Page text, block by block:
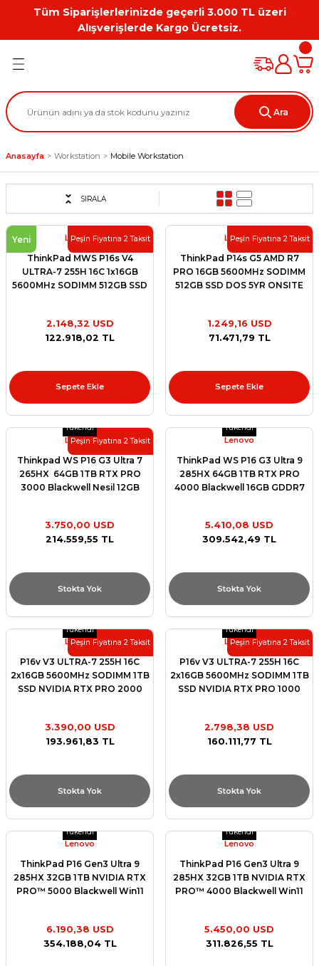
Tüm Siparişlerlerinizde geçerli 3.000 TL üzeri
Alışverişlerde Kargo Ücretsiz.
Geri Dön
Geri Dön
Geri Dön
Geri Dön
Geri Dön
Geri Dön
Kılıf
Workstation Aksesuarları
Grafik Kartı
Ara
Anasayfa Workstation Mobile Workstation
SIRALA
Yeni Peşin Fiyatına 2 Taksit
Lenovo
ThinkPad MWS P16s V4
ULTRA-7 255H 16C 1x16GB
5600MHz SODIMM 512GB SSD
21QV000YTX
2.148,32 USD
122.918,02 TL
Sepete Ekle
Peşin Fiyatına 2 Taksit
Lenovo
ThinkPad P14s G5 AMD R7
PRO 16GB 5600MHz SODIMM
512GB SSD DOS 5YR ONSITE
1.249,16 USD
71.471,79 TL
Sepete Ekle
Tükendi
Peşin Fiyatına 2 Taksit
Lenovo
Thinkpad WS P16 G3 Ultra 7
265HX 64GB 1TB RTX PRO
3000 Blackwell Nesil 12GB
3.750,00 USD
214.559,55 TL
Stokta Yok
Tükendi
Lenovo
ThinkPad WS P16 G3 Ultra 9
285HX 64GB 1TB RTX PRO
4000 Blackwell 16GB GDDR7
5.410,08 USD
309.542,49 TL
Stokta Yok
Tükendi
Peşin Fiyatına 2 Taksit
Lenovo
P16v V3 ULTRA-7 255H 16C
2x16GB 5600MHz SODIMM 1TB
SSD NVIDIA RTX PRO 2000
3.390,00 USD
193.961,83 TL
Stokta Yok
Tükendi
Peşin Fiyatına 2 Taksit
Lenovo
P16v V3 ULTRA-7 255H 16C
2x16GB 5600MHz SODIMM 1TB
SSD NVIDIA RTX PRO 1000
2.798,38 USD
160.111,77 TL
Stokta Yok
Tükendi
Lenovo
ThinkPad P16 Gen3 Ultra 9
285HX 32GB 1TB NVIDIA RTX
PRO™ 5000 Blackwell Win11
6.190,38 USD
354.188,04 TL
Tükendi
Lenovo
ThinkPad P16 Gen3 Ultra 9
285HX 32GB 1TB NVIDIA RTX
PRO™ 4000 Blackwell Win11
5.450,00 USD
311.826,55 TL